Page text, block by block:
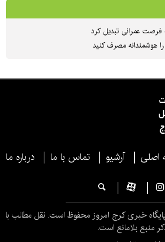
عمرانی تبدیل کرد
هوشمندانه مصرف کنید
اصلی آرشیو تماس با ما درباره ما
خبری کرج امروز محفوظ است. نقل مطالب با
منبع بلامانع است.